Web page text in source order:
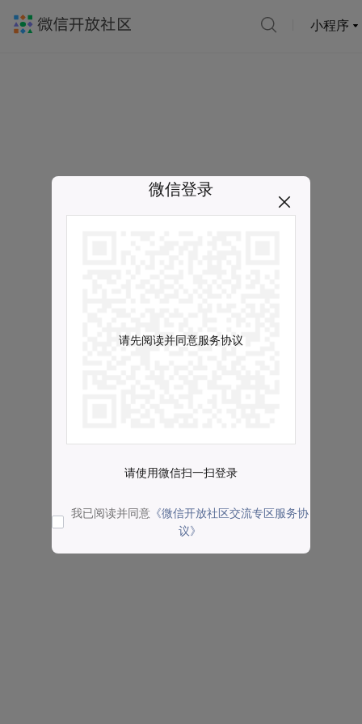
小程序
微信登录
请先阅读并同意服务协议
请使用微信扫一扫登录
我已阅读并同意 《微信开放社区交流专区服务协
议》